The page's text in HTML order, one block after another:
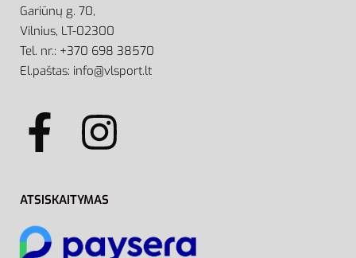
Gariūnų g. 70,
Vilnius, LT-02300
Tel. nr.: +370 698 38570
El.paštas: info@vlsport.lt
ATSISKAITYMAS